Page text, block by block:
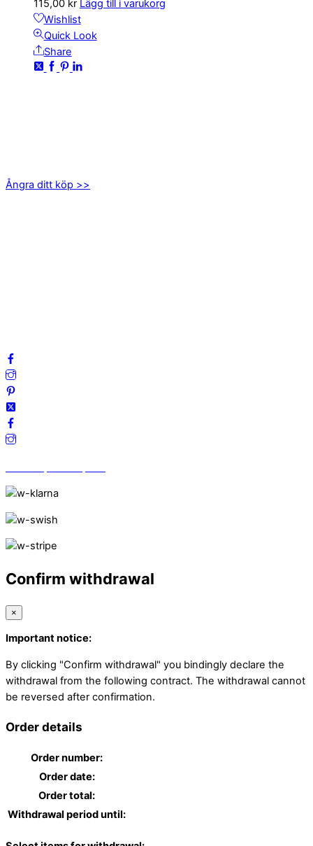
115,00 kr Lägg till i varukorg
Wishlist
Quick Look
Share
Ångra ditt köp >>
Confirm withdrawal
×
Important notice:
By clicking "Confirm withdrawal" you bindingly declare the
withdrawal from the following contract. The withdrawal cannot
be reversed after confirmation.
Order details
Order number:
Order date:
Order total:
Withdrawal period until: